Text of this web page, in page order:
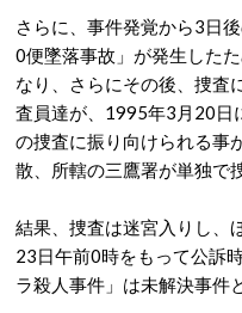
さらに、事件発覚から3日
0便墜落事故」が発生した
なり、さらにその後、捜査
査員達が、1995年3月20日
の捜査に振り向けられる事
散、所轄の三鷹署が単独で
結果、捜査は迷宮入りし、
23日午前0時をもって公訴
ラ殺人事件」は未解決事件